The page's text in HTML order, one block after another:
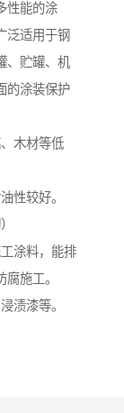
性能的涂
泛适用于钢
、贮罐、机
的涂装保护
木材等低
性较好。
涂料，能排
施工。
渍漆等。